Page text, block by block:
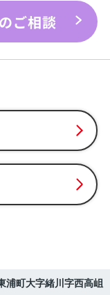
ご相談
浦町大字緒川字西高岨